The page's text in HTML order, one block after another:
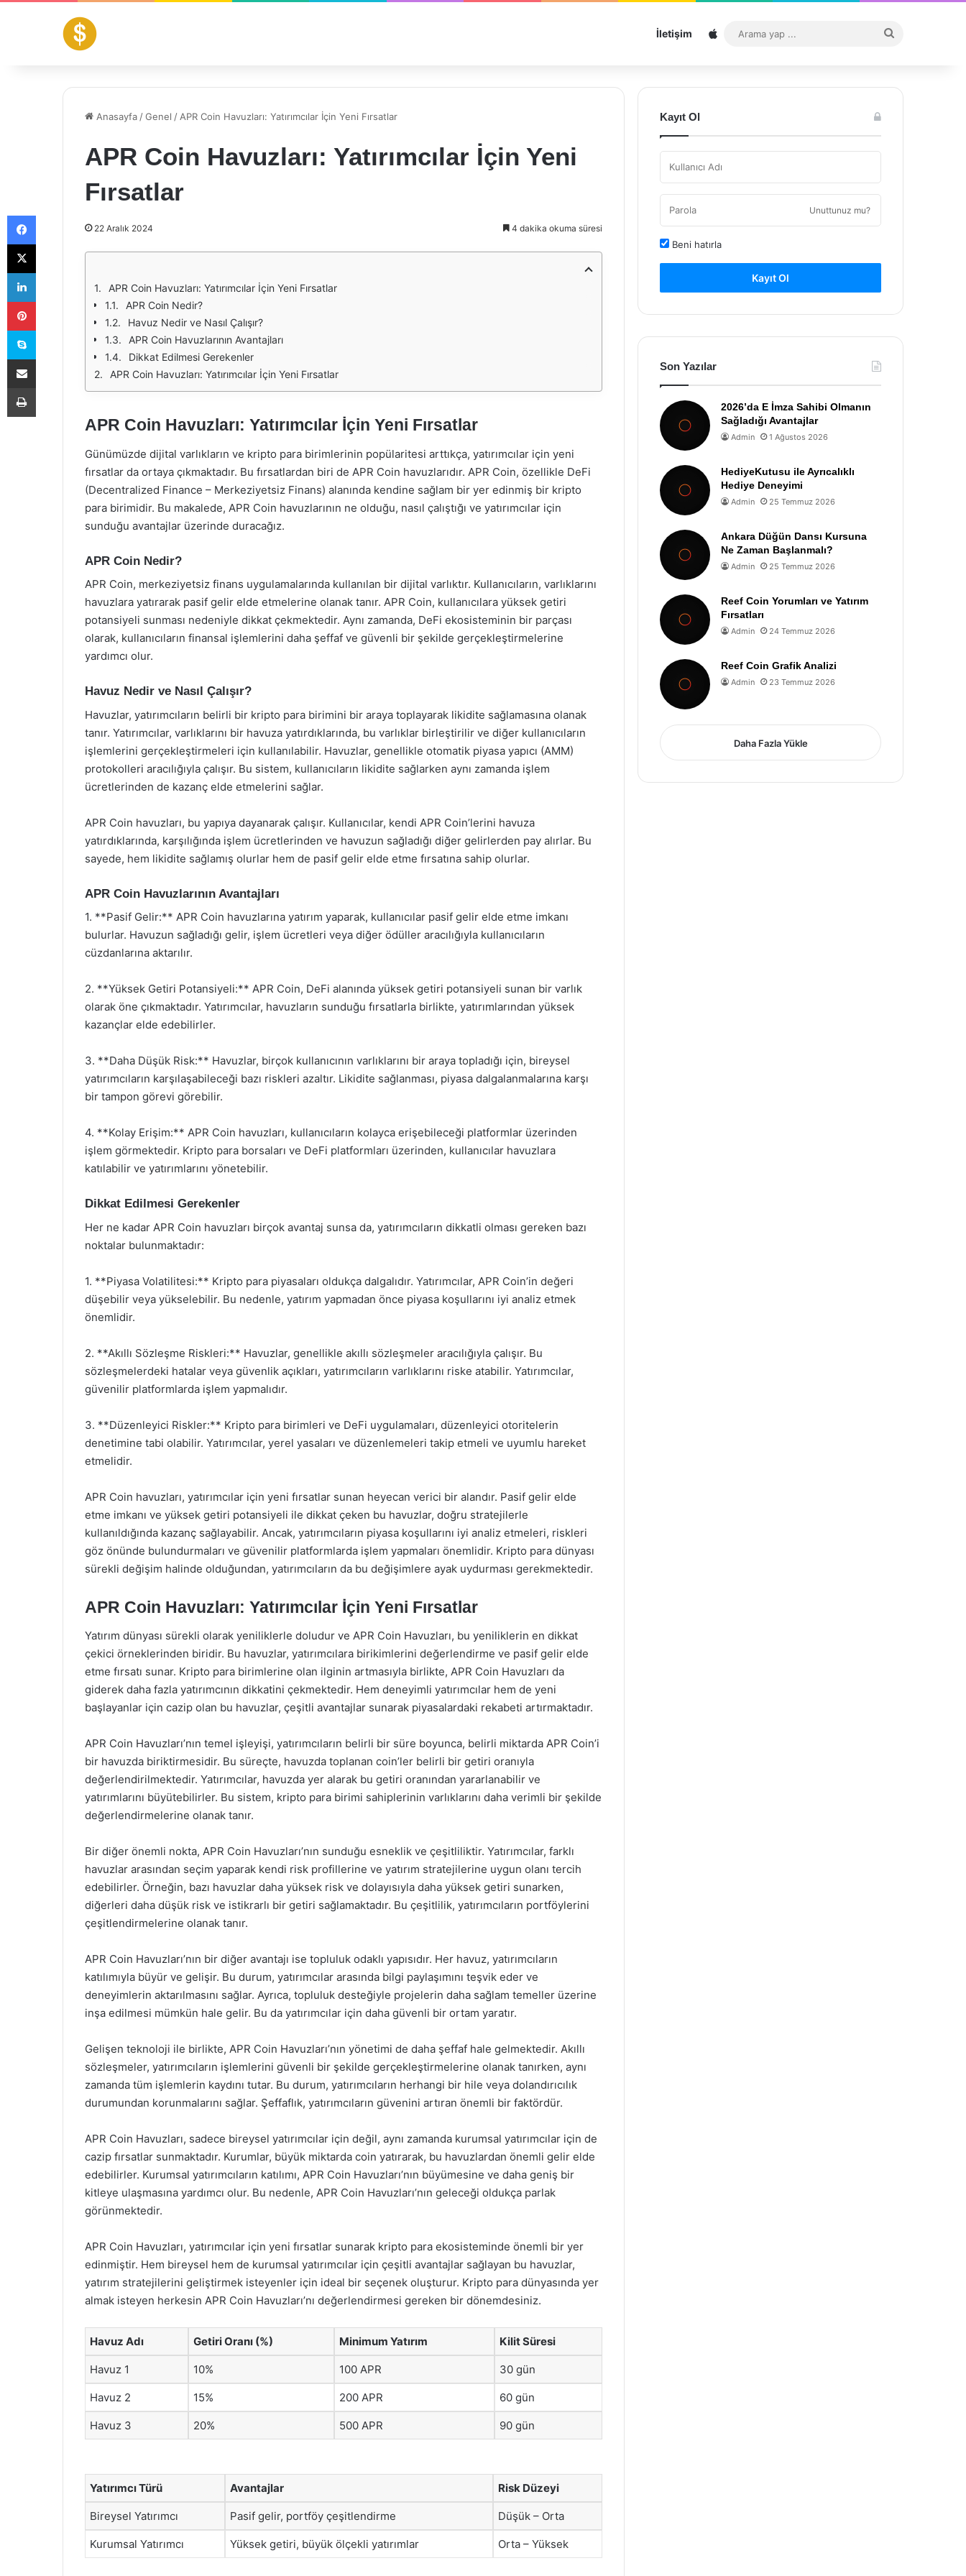
İletişim Sitemap
...
Anasayfa /Genel / APR Coin Havuzları: Yatırımcılar İçin Yeni Fırsatlar
APR Coin Havuzları: Yatırımcılar İçin Yeni
Fırsatlar
22 Aralık 2024 4 dakika okuma süresi
APR Coin Havuzları: Yatırımcılar İçin Yeni Fırsatlar
APR Coin Nedir?
Havuz Nedir ve Nasıl Çalışır?
APR Coin Havuzlarının Avantajları
Dikkat Edilmesi Gerekenler
APR Coin Havuzları: Yatırımcılar İçin Yeni Fırsatlar
APR Coin Havuzları: Yatırımcılar İçin Yeni Fırsatlar
Günümüzde dijital varlıkların ve kripto para birimlerinin popülaritesi arttıkça, yatırımcılar için yeni
fırsatlar da ortaya çıkmaktadır. Bu fırsatlardan biri de APR Coin havuzlarıdır. APR Coin, özellikle DeFi
(Decentralized Finance – Merkeziyetsiz Finans) alanında kendine sağlam bir yer edinmiş bir kripto
para birimidir. Bu makalede, APR Coin havuzlarının ne olduğu, nasıl çalıştığı ve yatırımcılar için
sunduğu avantajlar üzerinde duracağız.
APR Coin Nedir?
APR Coin, merkeziyetsiz finans uygulamalarında kullanılan bir dijital varlıktır. Kullanıcıların, varlıklarını
havuzlara yatırarak pasif gelir elde etmelerine olanak tanır. APR Coin, kullanıcılara yüksek getiri
potansiyeli sunması nedeniyle dikkat çekmektedir. Aynı zamanda, DeFi ekosisteminin bir parçası
olarak, kullanıcıların finansal işlemlerini daha şeffaf ve güvenli bir şekilde gerçekleştirmelerine
yardımcı olur.
Havuz Nedir ve Nasıl Çalışır?
Havuzlar, yatırımcıların belirli bir kripto para birimini bir araya toplayarak likidite sağlamasına olanak
tanır. Yatırımcılar, varlıklarını bir havuza yatırdıklarında, bu varlıklar birleştirilir ve diğer kullanıcıların
işlemlerini gerçekleştirmeleri için kullanılabilir. Havuzlar, genellikle otomatik piyasa yapıcı (AMM)
protokolleri aracılığıyla çalışır. Bu sistem, kullanıcıların likidite sağlarken aynı zamanda işlem
ücretlerinden de kazanç elde etmelerini sağlar.
APR Coin havuzları, bu yapıya dayanarak çalışır. Kullanıcılar, kendi APR Coin’lerini havuza
yatırdıklarında, karşılığında işlem ücretlerinden ve havuzun sağladığı diğer gelirlerden pay alırlar. Bu
sayede, hem likidite sağlamış olurlar hem de pasif gelir elde etme fırsatına sahip olurlar.
APR Coin Havuzlarının Avantajları
1. **Pasif Gelir:** APR Coin havuzlarına yatırım yaparak, kullanıcılar pasif gelir elde etme imkanı
bulurlar. Havuzun sağladığı gelir, işlem ücretleri veya diğer ödüller aracılığıyla kullanıcıların
cüzdanlarına aktarılır.
2. **Yüksek Getiri Potansiyeli:** APR Coin, DeFi alanında yüksek getiri potansiyeli sunan bir varlık
olarak öne çıkmaktadır. Yatırımcılar, havuzların sunduğu fırsatlarla birlikte, yatırımlarından yüksek
kazançlar elde edebilirler.
3. **Daha Düşük Risk:** Havuzlar, birçok kullanıcının varlıklarını bir araya topladığı için, bireysel
yatırımcıların karşılaşabileceği bazı riskleri azaltır. Likidite sağlanması, piyasa dalgalanmalarına karşı
bir tampon görevi görebilir.
4. **Kolay Erişim:** APR Coin havuzları, kullanıcıların kolayca erişebileceği platformlar üzerinden
işlem görmektedir. Kripto para borsaları ve DeFi platformları üzerinden, kullanıcılar havuzlara
katılabilir ve yatırımlarını yönetebilir.
Dikkat Edilmesi Gerekenler
Her ne kadar APR Coin havuzları birçok avantaj sunsa da, yatırımcıların dikkatli olması gereken bazı
noktalar bulunmaktadır:
1. **Piyasa Volatilitesi:** Kripto para piyasaları oldukça dalgalıdır. Yatırımcılar, APR Coin’in değeri
düşebilir veya yükselebilir. Bu nedenle, yatırım yapmadan önce piyasa koşullarını iyi analiz etmek
önemlidir.
2. **Akıllı Sözleşme Riskleri:** Havuzlar, genellikle akıllı sözleşmeler aracılığıyla çalışır. Bu
sözleşmelerdeki hatalar veya güvenlik açıkları, yatırımcıların varlıklarını riske atabilir. Yatırımcılar,
güvenilir platformlarda işlem yapmalıdır.
3. **Düzenleyici Riskler:** Kripto para birimleri ve DeFi uygulamaları, düzenleyici otoritelerin
denetimine tabi olabilir. Yatırımcılar, yerel yasaları ve düzenlemeleri takip etmeli ve uyumlu hareket
etmelidir.
APR Coin havuzları, yatırımcılar için yeni fırsatlar sunan heyecan verici bir alandır. Pasif gelir elde
etme imkanı ve yüksek getiri potansiyeli ile dikkat çeken bu havuzlar, doğru stratejilerle
kullanıldığında kazanç sağlayabilir. Ancak, yatırımcıların piyasa koşullarını iyi analiz etmeleri, riskleri
göz önünde bulundurmaları ve güvenilir platformlarda işlem yapmaları önemlidir. Kripto para dünyası
sürekli değişim halinde olduğundan, yatırımcıların da bu değişimlere ayak uydurması gerekmektedir.
APR Coin Havuzları: Yatırımcılar İçin Yeni Fırsatlar
Yatırım dünyası sürekli olarak yeniliklerle doludur ve APR Coin Havuzları, bu yeniliklerin en dikkat
çekici örneklerinden biridir. Bu havuzlar, yatırımcılara birikimlerini değerlendirme ve pasif gelir elde
etme fırsatı sunar. Kripto para birimlerine olan ilginin artmasıyla birlikte, APR Coin Havuzları da
giderek daha fazla yatırımcının dikkatini çekmektedir. Hem deneyimli yatırımcılar hem de yeni
başlayanlar için cazip olan bu havuzlar, çeşitli avantajlar sunarak piyasalardaki rekabeti artırmaktadır.
APR Coin Havuzları’nın temel işleyişi, yatırımcıların belirli bir süre boyunca, belirli miktarda APR Coin’i
bir havuzda biriktirmesidir. Bu süreçte, havuzda toplanan coin’ler belirli bir getiri oranıyla
değerlendirilmektedir. Yatırımcılar, havuzda yer alarak bu getiri oranından yararlanabilir ve
yatırımlarını büyütebilirler. Bu sistem, kripto para birimi sahiplerinin varlıklarını daha verimli bir şekilde
değerlendirmelerine olanak tanır.
Bir diğer önemli nokta, APR Coin Havuzları’nın sunduğu esneklik ve çeşitliliktir. Yatırımcılar, farklı
havuzlar arasından seçim yaparak kendi risk profillerine ve yatırım stratejilerine uygun olanı tercih
edebilirler. Örneğin, bazı havuzlar daha yüksek risk ve dolayısıyla daha yüksek getiri sunarken,
diğerleri daha düşük risk ve istikrarlı bir getiri sağlamaktadır. Bu çeşitlilik, yatırımcıların portföylerini
çeşitlendirmelerine olanak tanır.
APR Coin Havuzları’nın bir diğer avantajı ise topluluk odaklı yapısıdır. Her havuz, yatırımcıların
katılımıyla büyür ve gelişir. Bu durum, yatırımcılar arasında bilgi paylaşımını teşvik eder ve
deneyimlerin aktarılmasını sağlar. Ayrıca, topluluk desteğiyle projelerin daha sağlam temeller üzerine
inşa edilmesi mümkün hale gelir. Bu da yatırımcılar için daha güvenli bir ortam yaratır.
Gelişen teknoloji ile birlikte, APR Coin Havuzları’nın yönetimi de daha şeffaf hale gelmektedir. Akıllı
sözleşmeler, yatırımcıların işlemlerini güvenli bir şekilde gerçekleştirmelerine olanak tanırken, aynı
zamanda tüm işlemlerin kaydını tutar. Bu durum, yatırımcıların herhangi bir hile veya dolandırıcılık
durumundan korunmalarını sağlar. Şeffaflık, yatırımcıların güvenini artıran önemli bir faktördür.
APR Coin Havuzları, sadece bireysel yatırımcılar için değil, aynı zamanda kurumsal yatırımcılar için de
cazip fırsatlar sunmaktadır. Kurumlar, büyük miktarda coin yatırarak, bu havuzlardan önemli gelir elde
edebilirler. Kurumsal yatırımcıların katılımı, APR Coin Havuzları’nın büyümesine ve daha geniş bir
kitleye ulaşmasına yardımcı olur. Bu nedenle, APR Coin Havuzları’nın geleceği oldukça parlak
görünmektedir.
APR Coin Havuzları, yatırımcılar için yeni fırsatlar sunarak kripto para ekosisteminde önemli bir yer
edinmiştir. Hem bireysel hem de kurumsal yatırımcılar için çeşitli avantajlar sağlayan bu havuzlar,
yatırım stratejilerini geliştirmek isteyenler için ideal bir seçenek oluşturur. Kripto para dünyasında yer
almak isteyen herkesin APR Coin Havuzları’nı değerlendirmesi gereken bir dönemdesiniz.
Havuz Adı Getiri Oranı (%) Minimum Yatırım Kilit Süresi
Havuz 1 10% 100 APR 30 gün
Havuz 2 15% 200 APR 60 gün
Havuz 3 20% 500 APR 90 gün
Yatırımcı Türü Avantajlar Risk Düzeyi
Bireysel Yatırımcı Pasif gelir, portföy çeşitlendirme Düşük – Orta
Kurumsal Yatırımcı Yüksek getiri, büyük ölçekli yatırımlar Orta – Yüksek
Kayıt Ol
Unuttunuz mu?
Beni hatırla
Kayıt Ol
Son Yazılar
2026’da E İmza Sahibi Olmanın
Sağladığı Avantajlar
Admin 1 Ağustos 2026
HediyeKutusu ile Ayrıcalıklı
Hediye Deneyimi
Admin 25 Temmuz 2026
Ankara Düğün Dansı Kursuna
Ne Zaman Başlanmalı?
Admin 25 Temmuz 2026
Reef Coin Yorumları ve Yatırım
Fırsatları
Admin 24 Temmuz 2026
Reef Coin Grafik Analizi
Admin 23 Temmuz 2026
Daha Fazla Yükle
Facebook
X
LinkedIn
Pinterest
Skype
E-Posta ile paylaş